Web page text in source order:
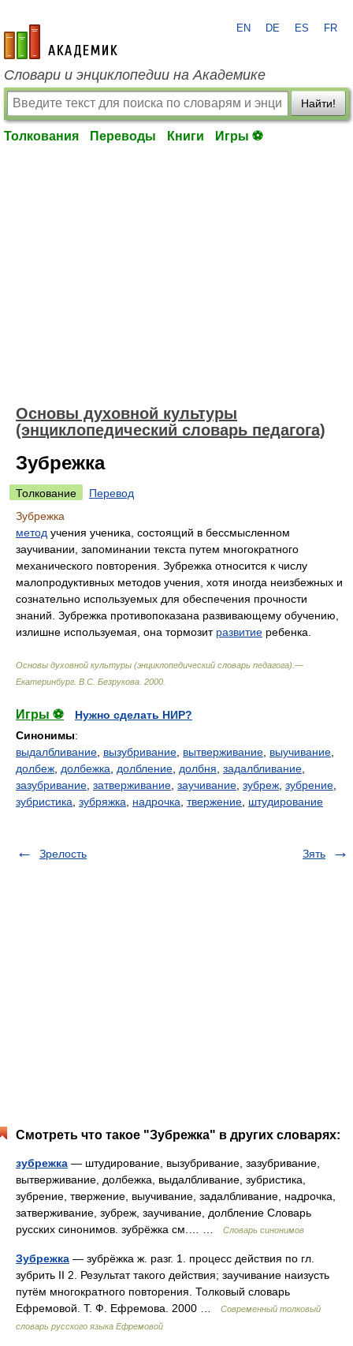
academic.ru
EN DE ES FR
Словари и энциклопедии на Академике
Найти!
Толкования Переводы Книги Игры ⚽
Основы духовной культуры
(энциклопедический словарь педагога)
Зубрежка
Толкование
Перевод
Зубрежка
метод учения ученика, состоящий в бессмысленном
заучивании, запоминании текста путем многократного
механического повторения. Зубрежка относится к числу
малопродуктивных методов учения, хотя иногда неизбежных и
сознательно используемых для обеспечения прочности
знаний. Зубрежка противопоказана развивающему обучению,
излишне используемая, она тормозит развитие ребенка.
Основы духовной культуры (энциклопедический словарь педагога).—
Екатеринбург В.С. Безрукова 2000
Игры ⚽
Нужно сделать НИР?
Синонимы:
выдалбливание вызубривание вытверживание выучивание
долбеж долбежка долбление долбня задалбливание
зазубривание затверживание заучивание зубреж зубрение
зубристика зубряжка надрочка твержение штудирование
Зрелость Зять
Смотреть что такое "Зубрежка" в других словарях:
зубрежка — штудирование, вызубривание, зазубривание,
вытверживание, долбежка, выдалбливание, зубристика,
зубрение, твержение, выучивание, задалбливание, надрочка,
затверживание, зубреж, заучивание, долбление Словарь
русских синонимов. зубрёжка см.… …
Словарь синонимов
Зубрежка — зубрёжка ж. разг. 1. процесс действия по гл.
зубрить II 2. Результат такого действия; заучивание наизусть
путём многократного повторения. Толковый словарь
Ефремовой. Т. Ф. Ефремова. 2000 …
Современный толковый
словарь русского языка Ефремовой